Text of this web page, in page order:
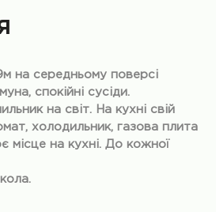
на середньому поверсі
спокійні сусіди.
на світ. На кухні свій
холодильник, газова плита
місце на кухні. До кожної